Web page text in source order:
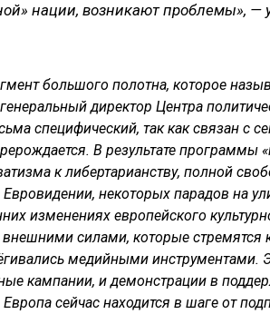
нации, возникают проблемы», —
большого полотна, которое
директор Центра
специфический, так как связан с
В результате программы
к либертарианству, полной
некоторых парадов на
изменениях европейского
внешними силами, которые
медийными инструментами.
кампании, и демонстрации в
сейчас находится в шаге от